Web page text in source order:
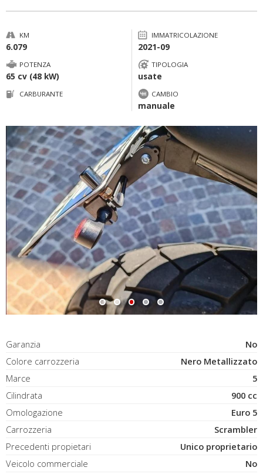
KM
6.079
IMMATRICOLAZIONE
2021-09
POTENZA
65 cv (48 kW)
TIPOLOGIA
usate
CARBURANTE CAMBIO
manuale
Garanzia
No
Colore carrozzeria
Nero Metallizzato
Marce
5
Cilindrata
900 cc
Omologazione
Euro 5
Carrozzeria
Scrambler
Precedenti propietari
Unico proprietario
Veicolo commerciale
No